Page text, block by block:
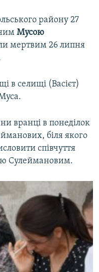
району 27
Мусою
мертвим 26 липня
в селищі (Васієт)
вранці в понеділок
біля якого
співчуття
Сулеймановим.